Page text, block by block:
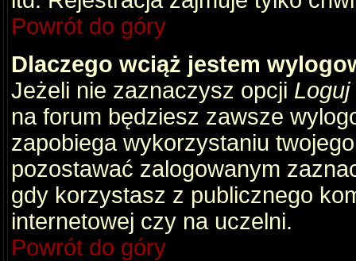
Powrót do góry
Dlaczego wciąż jestem
Jeżeli nie zaznaczysz opcji
na forum będziesz zawsze
zapobiega wykorzystaniu
pozostawać zalogowanym
gdy korzystasz z publicznego
internetowej czy na uczelni.
Powrót do góry